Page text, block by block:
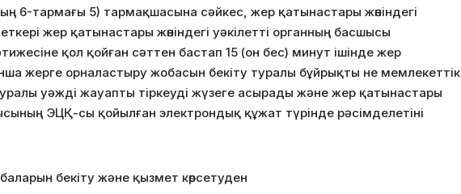
6-тармағы 5) тармақшасына сәйкес, жер қатынастары жөніндегі
жер қатынастары жөніндегі уәкілетті органның басшысы
қол қойған сәттен бастап 15 (он бес) минут ішінде жер
жерге орналастыру жобасын бекіту туралы бұйрықты не мемлекеттік
уәжді жауапты тіркеуді жүзеге асырады және жер қатынастары
ЭЦҚ-сы қойылған электрондық құжат түрінде рәсімделетіні
бекіту және қызмет көрсетуден